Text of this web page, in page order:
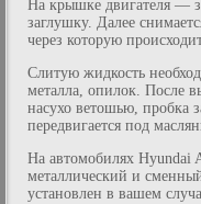
На крышке двигателя —
заглушку. Далее
через которую
Слитую жидкость
металла, опилок. После
насухо ветошью, пробка
передвигается под
На автомобилях Hyundai
металлический и
установлен в вашем